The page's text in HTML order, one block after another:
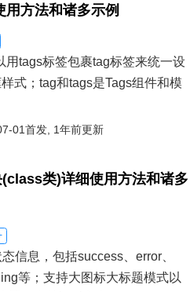
方法和诸多示例
tags标签包裹tag标签来统一设
式；tag和tags是Tags组件和模
01首发, 1年前更新
类)详细使用方法和诸多
信息，包括success、error、
等；支持大图标大标题模式以